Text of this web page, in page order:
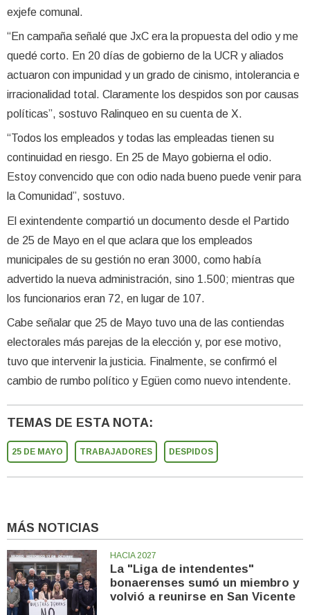
exjefe comunal.
“En campaña señalé que JxC era la propuesta del odio y me
quedé corto. En 20 días de gobierno de la UCR y aliados
actuaron con impunidad y un grado de cinismo, intolerancia e
irracionalidad total. Claramente los despidos son por causas
políticas”, sostuvo Ralinqueo en su cuenta de X.
“Todos los empleados y todas las empleadas tienen su
continuidad en riesgo. En 25 de Mayo gobierna el odio.
Estoy convencido que con odio nada bueno puede venir para
la Comunidad”, sostuvo.
El exintendente compartió un documento desde el Partido
de 25 de Mayo en el que aclara que los empleados
municipales de su gestión no eran 3000, como había
advertido la nueva administración, sino 1.500; mientras que
los funcionarios eran 72, en lugar de 107.
Cabe señalar que 25 de Mayo tuvo una de las contiendas
electorales más parejas de la elección y, por ese motivo,
tuvo que intervenir la justicia. Finalmente, se confirmó el
cambio de rumbo político y Egüen como nuevo intendente.
TEMAS DE ESTA NOTA:
25 DE MAYO TRABAJADORES DESPIDOS
MÁS NOTICIAS
HACIA 2027
La "Liga de intendentes"
bonaerenses sumó un miembro y
volvió a reunirse en San Vicente